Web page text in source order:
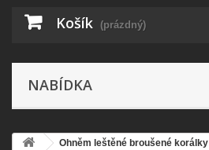
Košík (prázdný)
NABÍDKA
Ohněm leštěné broušené korálky